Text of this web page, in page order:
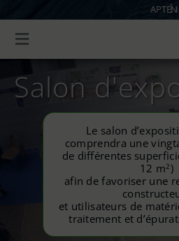
APTEN
Salon
Le salon
comprendra une
de différentes
12 m2 )
afin de favoriser une
et utilisateurs de
traitement et